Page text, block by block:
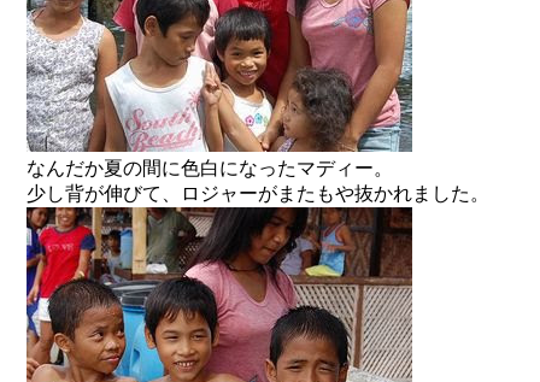
なんだか夏の間に色白になったマディー。
少し背が伸びて、ロジャーがまたもや抜かれました。